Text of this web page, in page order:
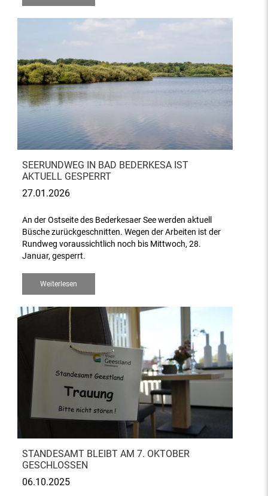
SEERUNDWEG IN BAD BEDERKESA IST
AKTUELL GESPERRT
27.01.2026
An der Ostseite des Bederkesaer See werden aktuell
Büsche zurückgeschnitten. Wegen der Arbeiten ist der
Rundweg voraussichtlich noch bis Mittwoch, 28.
Januar, gesperrt.
Weiterlesen
STANDESAMT BLEIBT AM 7. OKTOBER
GESCHLOSSEN
06.10.2025